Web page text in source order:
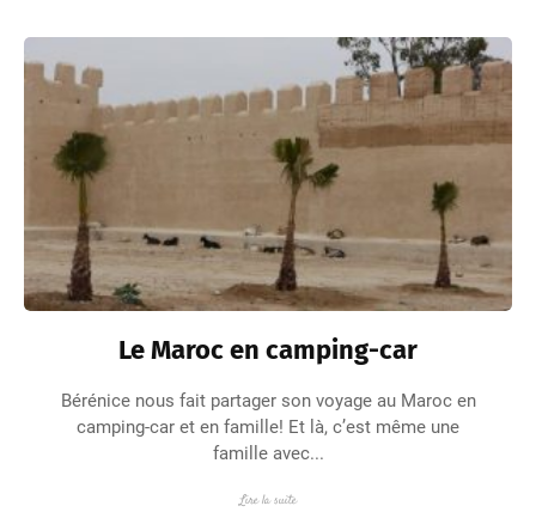
Le Maroc en camping-car
Bérénice nous fait partager son voyage au Maroc en
camping-car et en famille! Et là, c’est même une
famille avec...
Lire la suite